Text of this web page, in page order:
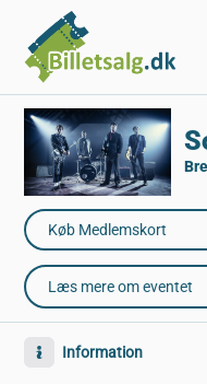
Læs mere om eventet
Information